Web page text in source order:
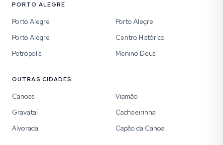
PORTO ALEGRE
Porto Alegre
Porto Alegre
Porto Alegre
Centro Histórico
Petrópolis
Menino Deus
OUTRAS CIDADES
Canoas
Viamão
Gravataí
Cachoeirinha
Alvorada
Capão da Canoa